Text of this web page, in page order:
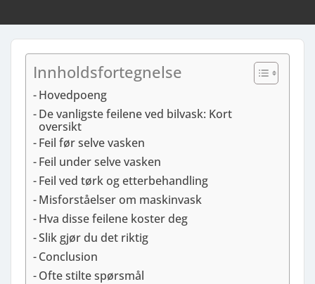
Innholdsfortegnelse
Hovedpoeng
De vanligste feilene ved bilvask: Kort
oversikt
Feil før selve vasken
Feil under selve vasken
Feil ved tørk og etterbehandling
Misforståelser om maskinvask
Hva disse feilene koster deg
Slik gjør du det riktig
Conclusion
Ofte stilte spørsmål